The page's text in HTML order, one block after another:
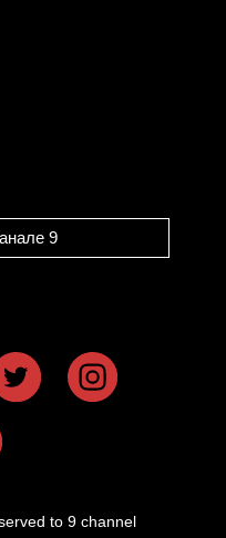
9
to 9 channel